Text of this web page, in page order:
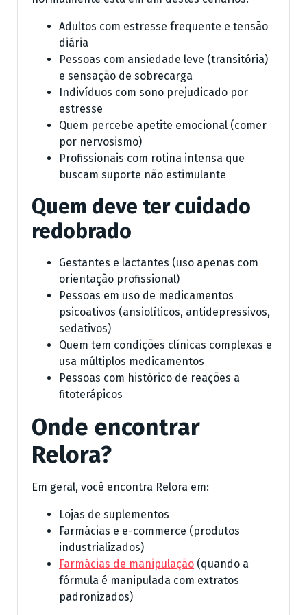
Adultos com estresse frequente e tensão
diária
Pessoas com ansiedade leve (transitória)
e sensação de sobrecarga
Indivíduos com sono prejudicado por
estresse
Quem percebe apetite emocional (comer
por nervosismo)
Profissionais com rotina intensa que
buscam suporte não estimulante
Quem deve ter cuidado
redobrado
Gestantes e lactantes (uso apenas com
orientação profissional)
Pessoas em uso de medicamentos
psicoativos (ansiolíticos, antidepressivos,
sedativos)
Quem tem condições clínicas complexas e
usa múltiplos medicamentos
Pessoas com histórico de reações a
fitoterápicos
Onde encontrar
Relora?
Em geral, você encontra Relora em:
Lojas de suplementos
Farmácias e e-commerce (produtos
industrializados)
Farmácias de manipulação (quando a
fórmula é manipulada com extratos
padronizados)